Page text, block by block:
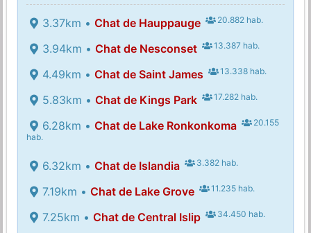
3.37km • Chat de Hauppauge 20.882 hab.
3.94km • Chat de Nesconset 13.387 hab.
4.49km • Chat de Saint James 13.338 hab.
5.83km • Chat de Kings Park 17.282 hab.
6.28km • Chat de Lake Ronkonkoma
20.155
hab.
6.32km • Chat de Islandia 3.382 hab.
7.19km • Chat de Lake Grove 11.235 hab.
7.25km • Chat de Central Islip 34.450 hab.